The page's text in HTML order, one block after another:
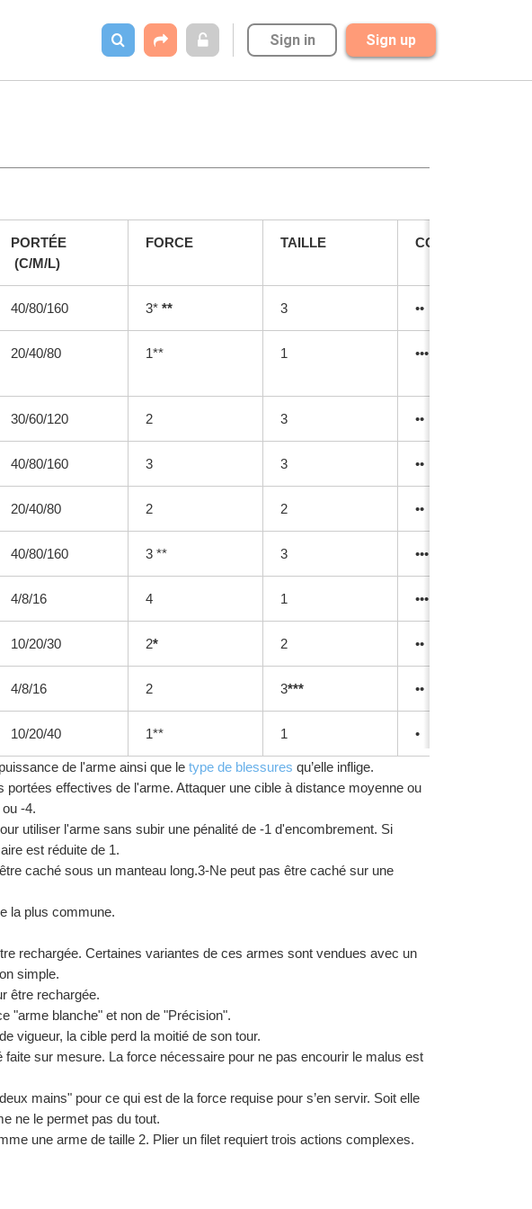
Sign in Sign up
PORTÉE
(C/M/L)
FORCE TAILLE COÛT
40/80/160 3* ** 3 ••
20/40/80 1** 1 •••
30/60/120 2 3 ••
40/80/160 3 3 ••
20/40/80 2 2 ••
40/80/160 3 ** 3 •••
4/8/16 4 1 •••
10/20/30 2* 2 ••
4/8/16 2 3*** ••
10/20/40 1** 1 •
de l'arme ainsi que le type de blessures qu’elle inflige.
effectives de l'arme. Attaquer une cible à distance moyenne ou
-4.
utiliser l'arme sans subir une pénalité de -1 d'encombrement. Si
est réduite de 1.
caché sous un manteau long.3-Ne peut pas être caché sur une
la plus commune.
rechargée. Certaines variantes de ces armes sont vendues avec un
simple.
être rechargée.
"arme blanche" et non de "Précision".
vigueur, la cible perd la moitié de son tour.
sur mesure. La force nécessaire pour ne pas encourir le malus est
mains" pour ce qui est de la force requise pour s’en servir. Soit elle
ne le permet pas du tout.
une arme de taille 2. Plier un filet requiert trois actions complexes.